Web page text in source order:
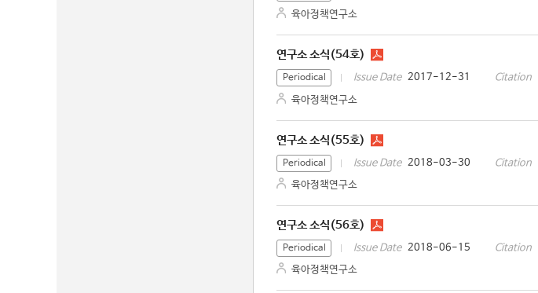
육아정책연구소
연구소 소식(54호)
Periodical Issue Date 2017-12-31 Citation
육아정책연구소
연구소 소식(55호)
Periodical Issue Date 2018-03-30 Citation
육아정책연구소
연구소 소식(56호)
Periodical Issue Date 2018-06-15 Citation
육아정책연구소